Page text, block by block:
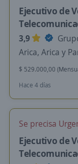
Ejecutivo de
3,9
Arica, Arica y
$ 529.000,00
Hace 4 días
Se precisa
Ejecutivo de